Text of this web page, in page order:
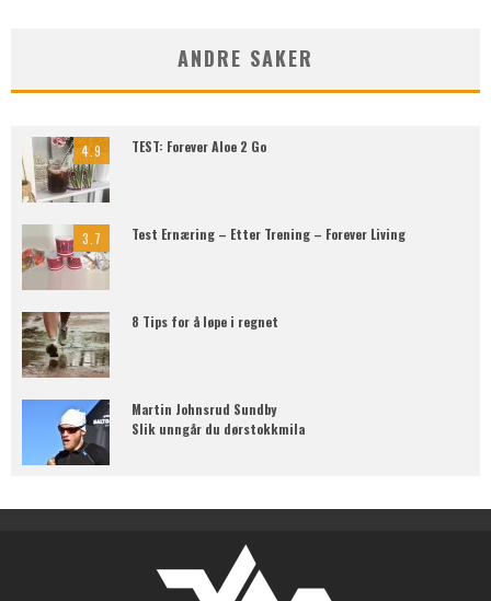
ANDRE SAKER
4.9 TEST: Forever Aloe 2 Go
3.7 Test Ernæring – Etter Trening – Forever Living
8 Tips for å løpe i regnet
Martin Johnsrud Sundby
Slik unngår du dørstokkmila